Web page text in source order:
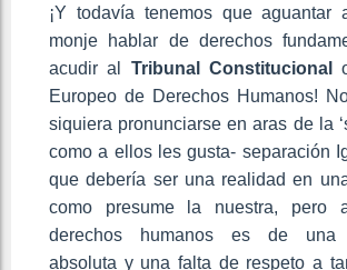
¡Y todavía tenemos que aguantar
monje hablar de derechos
acudir al
Tribunal Constitucional
Europeo de Derechos Humanos!
siquiera pronunciarse en aras de la
como a ellos les gusta- separación
que debería ser una realidad en
como presume la nuestra, pero
derechos humanos es de una
absoluta y una falta de respeto a